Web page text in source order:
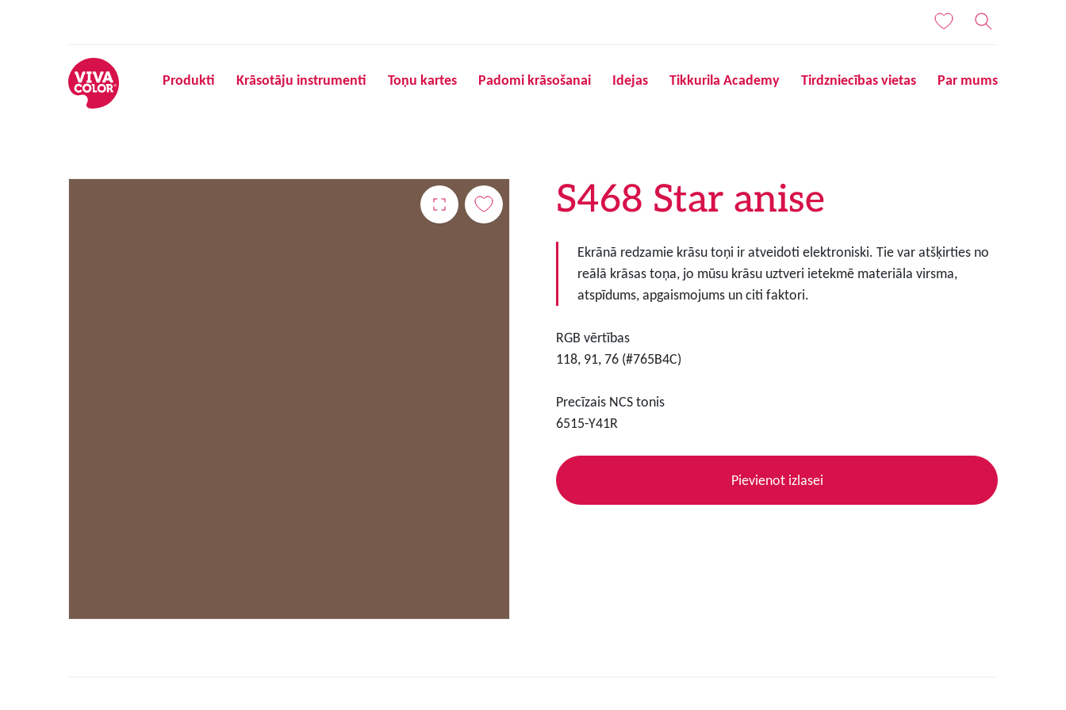
Produkti Krāsotāju instrumenti Toņu kartes Padomi krāsošanai Idejas Tikkurila Academy Tirdzniecības vietas Par mums
S468 Star anise
Ekrānā redzamie krāsu toņi ir atveidoti elektroniski. Tie var atšķirties no
reālā krāsas toņa, jo mūsu krāsu uztveri ietekmē materiāla virsma,
atspīdums, apgaismojums un citi faktori.
RGB vērtības
118, 91, 76 (#765B4C)
Precīzais NCS tonis
6515-Y41R
Pievienot izlasei